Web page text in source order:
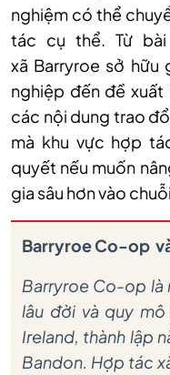
nghiệm có thể
tác cụ thể. Từ
xã Barryroe sở hữu
nghiệp đến đề
các nội dung trao
mà khu vực hợp
quyết nếu muốn
gia sâu hơn vào
Barryroe Co-op
Barryroe Co-op là
lâu đời và quy
Ireland, thành lập
Bandon. Hợp tác